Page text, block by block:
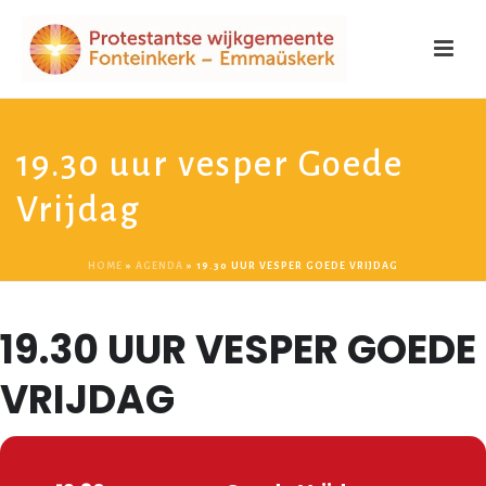
19.30 uur vesper Goede
Vrijdag
HOME » AGENDA » 19.30 UUR VESPER GOEDE VRIJDAG
19.30 UUR VESPER GOEDE
VRIJDAG